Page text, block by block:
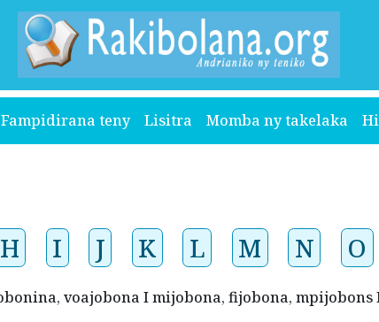
Fampidirana teny Lisitra Momba ny takelaka
H I J K L M N O
voajobona I mijobona, fijobona,